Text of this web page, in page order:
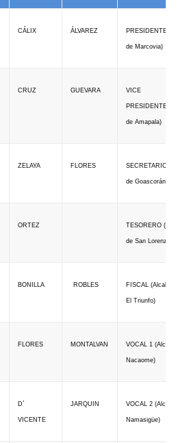
CÁLIX ÁLVAREZ PRESIDENTE
de Marcovia)
CRUZ GUEVARA VICE
PRESIDENTE
de Amapala)
ZELAYA FLORES SECRETARIO
de Goascorán)
ORTEZ TESORERO (Alcalde
de San Lorenzo)
BONILLA ROBLES FISCAL (Alcaldesa de
El Triunfo)
FLORES MONTALVAN VOCAL 1 (Alcalde de
Nacaome)
D´
VICENTE
JARQUIN VOCAL 2 (Alcalde de
Namasigüe)